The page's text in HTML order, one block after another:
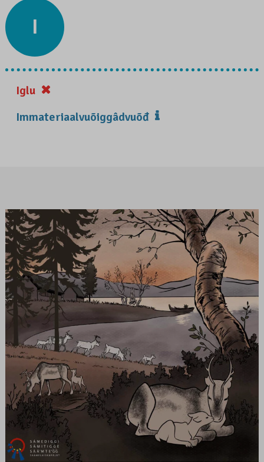
I
Iglu
Immateriaalvuõiggâdvuõđ